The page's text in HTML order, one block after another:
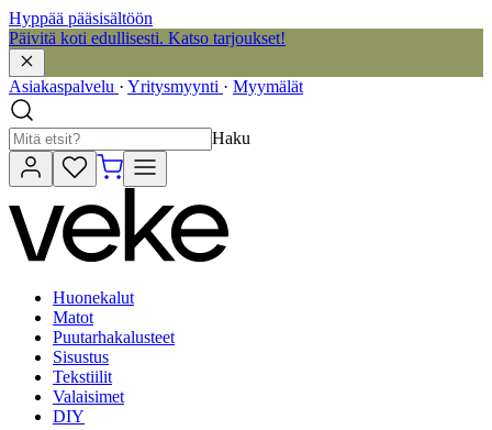
Hyppää pääsisältöön
Päivitä koti edullisesti. Katso tarjoukset!
Asiakaspalvelu · Yritysmyynti · Myymälät
Haku
Huonekalut
Matot
Puutarhakalusteet
Sisustus
Tekstiilit
Valaisimet
DIY